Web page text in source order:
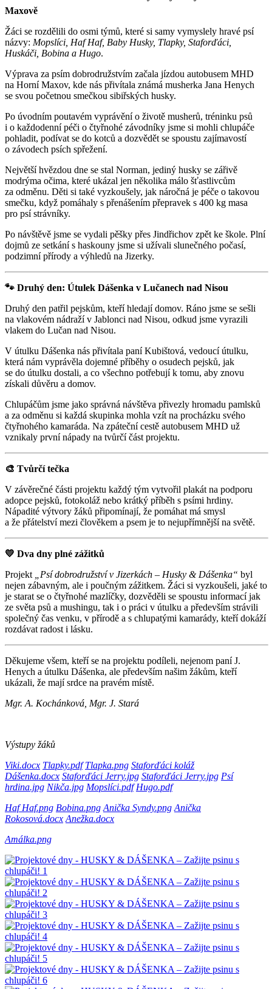
Maxově
Žáci se rozdělili do osmi týmů, které si samy vymyslely hravé psí
názvy: Mopslíci, Haf Haf, Baby Husky, Tlapky, Staforďáci,
Huskáči, Bobina a Hugo.
Výprava za psím dobrodružstvím začala jízdou autobusem MHD
na Horní Maxov, kde nás přivítala známá musherka Jana Henych
se svou početnou smečkou sibiřských husky.
Po úvodním poutavém vyprávění o životě musherů, tréninku psů
i o každodenní péči o čtyřnohé závodníky jsme si mohli chlupáče
pohladit, podívat se do kotců a dozvědět se spoustu zajímavostí
o závodech psích spřežení.
Největší hvězdou dne se stal Norman, jediný husky se zářivě
modrýma očima, které ukázal jen několika málo šťastlivcům
za odměnu. Děti si také vyzkoušely, jak náročná je péče o takovou
smečku, když pomáhaly s přenášením přepravek s 400 kg masa
pro psí strávníky.
Po návštěvě jsme se vydali pěšky přes Jindřichov zpět ke škole. Plní
dojmů ze setkání s haskouny jsme si užívali slunečného počasí,
podzimní přírody a výhledů na Jizerky.
🐾 Druhý den: Útulek Dášenka v Lučanech nad Nisou
Druhý den patřil pejskům, kteří hledají domov. Ráno jsme se sešli
na vlakovém nádraží v Jablonci nad Nisou, odkud jsme vyrazili
vlakem do Lučan nad Nisou.
V útulku Dášenka nás přivítala paní Kubištová, vedoucí útulku,
která nám vyprávěla dojemné příběhy o osudech pejsků, jak
se do útulku dostali, a co všechno potřebují k tomu, aby znovu
získali důvěru a domov.
Chlupáčům jsme jako správná návštěva přivezly hromadu pamlsků
a za odměnu si každá skupinka mohla vzít na procházku svého
čtyřnohého kamaráda. Na zpáteční cestě autobusem MHD už
vznikaly první nápady na tvůrčí část projektu.
🎨 Tvůrčí tečka
V závěrečné části projektu každý tým vytvořil plakát na podporu
adopce pejsků, fotokoláž nebo krátký příběh s psími hrdiny.
Nápadité výtvory žáků připomínají, že pomáhat má smysl
a že přátelství mezi člověkem a psem je to nejupřímnější na světě.
💛 Dva dny plné zážitků
Projekt
„Psí dobrodružství v Jizerkách – Husky & Dášenka“ byl
nejen zábavným, ale i poučným zážitkem. Žáci si vyzkoušeli, jaké to
je starat se o čtyřnohé mazlíčky, dozvěděli se spoustu informací jak
ze světa psů a mushingu, tak i o práci v útulku a především strávili
společný čas venku, v přírodě a s chlupatými kamarády, kteří dokáží
rozdávat radost i lásku.
Děkujeme všem, kteří se na projektu podíleli, nejenom paní J.
Henych a útulku Dášenka, ale především našim žákům, kteří
ukázali, že mají srdce na pravém místě.
Mgr. A. Kochánková, Mgr. J. Stará
Výstupy žáků
Viki.docx Tlapky.pdf Tlapka.png Staforďáci koláž
Dášenka.docx Staforďáci Jerry.jpg Staforďáci Jerry.jpg Psí
hrdina.jpg Nikča.jpg Mopslíci.pdf Hugo.pdf
Haf Haf.png Bobina.png Anička Syndy.png Anička
Rokosová.docx Anežka.docx
Amálka.png